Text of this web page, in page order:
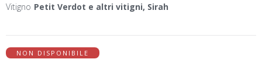
Vitigno Petit Verdot e altri vitigni, Sirah
NON DISPONIBILE